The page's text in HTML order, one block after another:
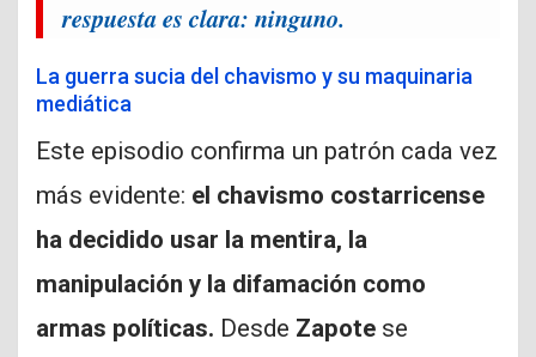
respuesta es clara: ninguno.
La guerra sucia del chavismo y su maquinaria
mediática
Este episodio confirma un patrón cada vez
más evidente: el chavismo costarricense
ha decidido usar la mentira, la
manipulación y la difamación como
armas políticas. Desde Zapote se